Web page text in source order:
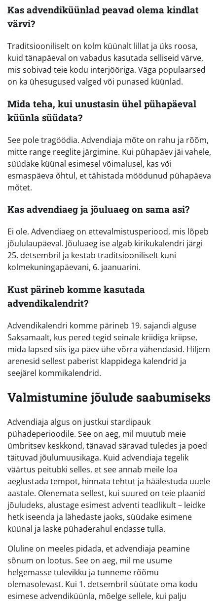
Kas advendiküünlad peavad olema kindlat
värvi?
Traditsiooniliselt on kolm küünalt lillat ja üks roosa,
kuid tänapäeval on vabadus kasutada selliseid värve,
mis sobivad teie kodu interjööriga. Väga populaarsed
on ka ühesugused valged või punased küünlad.
Mida teha, kui unustasin ühel pühapäeval
küünla süüdata?
See pole tragöödia. Advendiaja mõte on rahu ja rõõm,
mitte range reeglite järgimine. Kui pühapäev jäi vahele,
süüdake küünal esimesel võimalusel, kas või
esmaspäeva õhtul, et tähistada möödunud pühapäeva
mõtet.
Kas advendiaeg ja jõuluaeg on sama asi?
Ei ole. Advendiaeg on ettevalmistusperiood, mis lõpeb
jõululaupäeval. Jõuluaeg ise algab kirikukalendri järgi
25. detsembril ja kestab traditsiooniliselt kuni
kolmekuningapäevani, 6. jaanuarini.
Kust pärineb komme kasutada
advendikalendrit?
Advendikalendri komme pärineb 19. sajandi alguse
Saksamaalt, kus pered tegid seinale kriidiga kriipse,
mida lapsed siis iga päev ühe võrra vähendasid. Hiljem
arenesid sellest paberist klappidega kalendrid ja
seejärel kommikalendrid.
Valmistumine jõulude saabumiseks
Advendiaja algus on justkui stardipauk
pühadeperioodile. See on aeg, mil muutub meie
ümbritsev keskkond, tänavad säravad tuledes ja poed
täituvad jõulumuusikaga. Kuid advendiaja tegelik
väärtus peitubki selles, et see annab meile loa
aeglustada tempot, hinnata tehtut ja häälestuda uuele
aastale. Olenemata sellest, kui suured on teie plaanid
jõuludeks, alustage esimest adventi teadlikult – leidke
hetk iseenda ja lähedaste jaoks, süüdake esimene
küünal ja laske pühaderahul endasse tulla.
Oluline on meeles pidada, et advendiaja peamine
sõnum on lootus. See on aeg, mil me usume
helgemasse tulevikku ja tunneme rõõmu
olemasolevast. Kui 1. detsembril süütate oma kodu
esimese advendiküünla, mõelge sellele, kui palju